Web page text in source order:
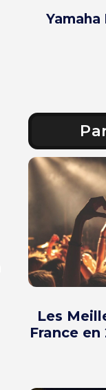
Yamaha
Les
France en